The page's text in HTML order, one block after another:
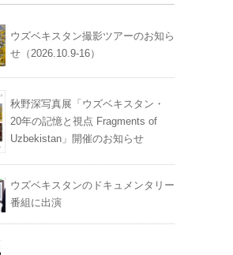
ウズベキスタン撮影ツアーのお知ら
せ（2026.10.9-16）
秋野深写真展「ウズベキスタン・
20年の記憶と視点 Fragments of
Uzbekistan」開催のお知らせ
ウズベキスタンのドキュメンタリー
番組に出演